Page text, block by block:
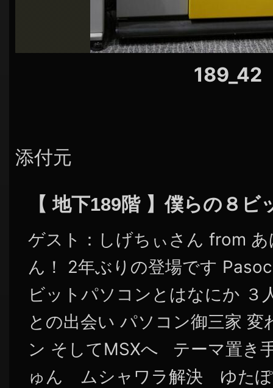
189_42
添付元
【 地下189階 】僕らの８
ゲスト：しげちぃさん from
ん！ 2年ぶりの登場です
ビットパソコンとはなにか ３
との出会い パソコン御三家
ン そしてMSXへ テーマ置き
ゅん ムシャワラ解決 ゆた